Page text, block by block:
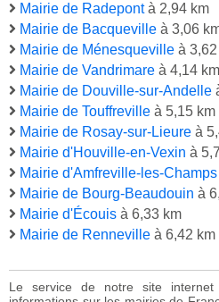
Mairie de Radepontà 2,94 km
Mairie de Bacqueville à 3,06
Mairie de Ménesqueville à
Mairie de Vandrimare à 4,14 km
Mairie de Douville-sur-Andelle
Mairie de Touffreville à 5,15 km
Mairie de Rosay-sur-Lieure à
Mairie d'Houville-en-Vexin à
Mairie d'Amfreville-les-Champs
Mairie de Bourg-Beaudouin à
Mairie d'Écouis à 6,33 km
Mairie de Renneville à 6,42 km
Le service de notre site